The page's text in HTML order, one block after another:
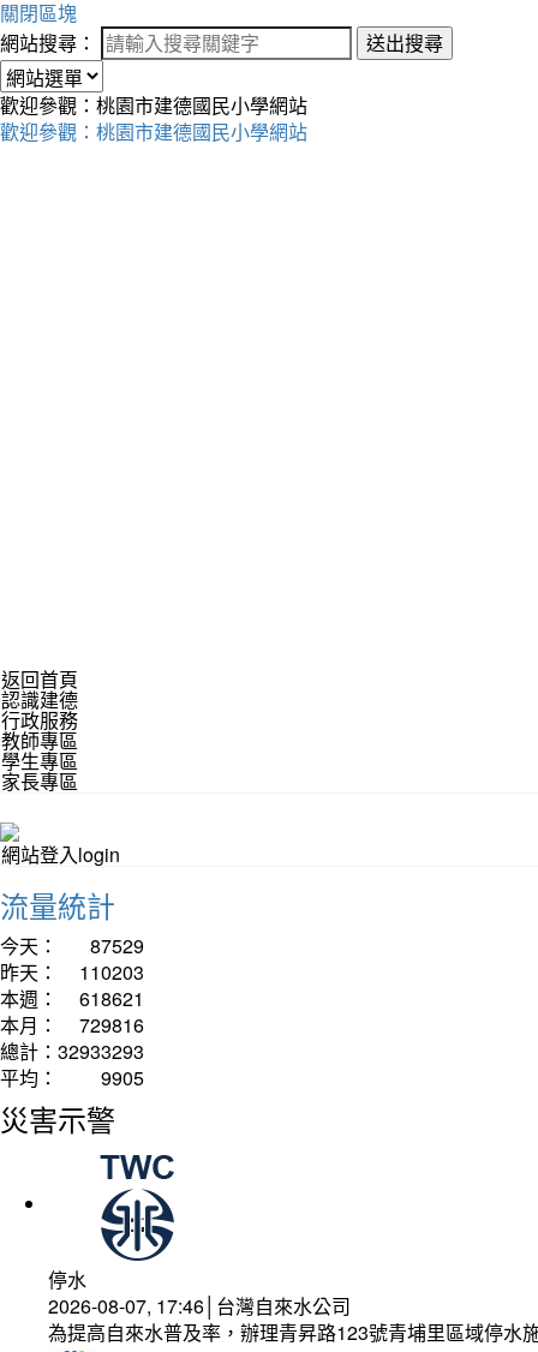
關閉區塊
網站搜尋：
送出搜尋
歡迎參觀：桃園市建德國民小學網站
歡迎參觀：桃園市建德國民小學網站
返回首頁
認識建德
行政服務
教師專區
學生專區
家長專區
網站登入login
流量統計
今天：
87529
昨天：
110203
本週：
618621
本月：
729816
總計： 32933293
平均：
9905
災害示警
停水
2026-08-07, 17:46│台灣自來水公司
為提高自來水普及率，辦理青昇路123號青埔里區域停水